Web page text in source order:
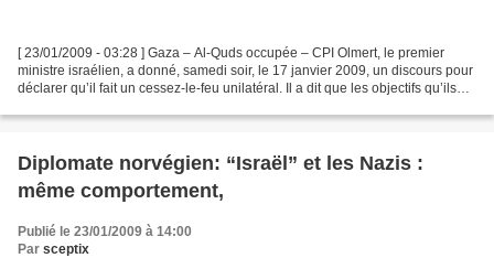
[ 23/01/2009 - 03:28 ] Gaza – Al-Quds occupée – CPI Olmert, le premier
ministre israélien, a donné, samedi soir, le 17 janvier 2009, un discours pour
déclarer qu’il fait un cessez-le-feu unilatéral. Il a dit que les objectifs qu’ils
Diplomate norvégien: “Israël” et les Nazis :
même comportement,
Publié le 23/01/2009 à 14:00
Par sceptix